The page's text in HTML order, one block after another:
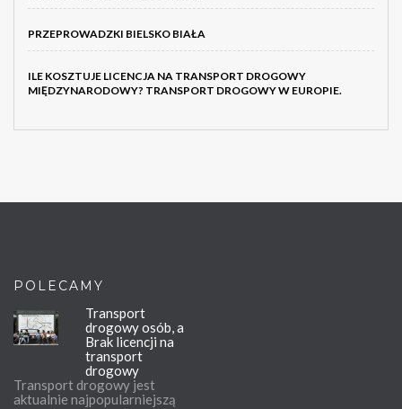
PRZEPROWADZKI BIELSKO BIAŁA
ILE KOSZTUJE LICENCJA NA TRANSPORT DROGOWY
MIĘDZYNARODOWY? TRANSPORT DROGOWY W EUROPIE.
POLECAMY
Transport
drogowy osób, a
Brak licencji na
transport
drogowy
Transport drogowy jest
aktualnie najpopularniejszą